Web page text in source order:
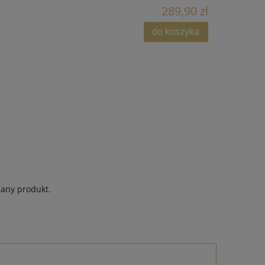
289,90 zł
do koszyka
produkt.